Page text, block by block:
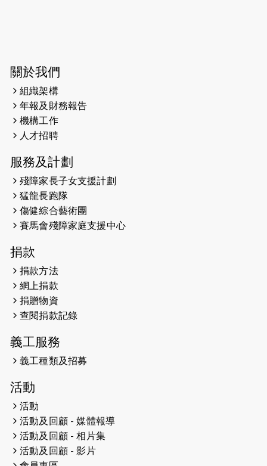
2026-05-28
2026-05-22
2026-05-21
2026-05-14
（19:00開始）
2026-05-07
開始）
2026-04-30
2026-04-25
2026-04-24
2026-04-23
2026-04-19
2026-04-16
猛龍長跑隊恆常練習 - 4月16日
（19:00開始）
2026-04-12
關於我們
組織架構
年報及財務報告
機構工作
人才招聘
服務及計劃
殘障家長子女支援計劃
猛龍長跑隊
傷健綜合藝術團
賽馬會殘障家庭支援中心
捐款
捐款方法
網上捐款
捐贈物資
查閱捐款記錄
義工服務
義工種類及招募
活動
活動
活動及回顧 - 媒體報導
活動及回顧 - 相片集
活動及回顧 - 影片